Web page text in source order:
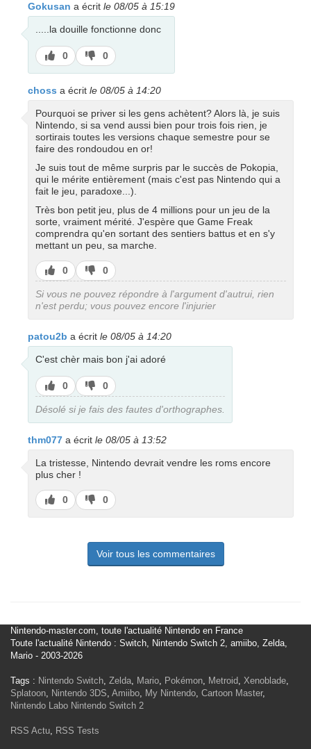
Gokusan a écrit le 08/05 à 15:19
.....la douille fonctionne donc
J’aime
0
J’aime
pas
0
choss a écrit le 08/05 à 14:20
Pourquoi se priver si les gens achètent? Alors là, je suis
Nintendo, si sa vend aussi bien pour trois fois rien, je
sortirais toutes les versions chaque semestre pour se
faire des rondoudou en or!
Je suis tout de même surpris par le succès de Pokopia,
qui le mérite entièrement (mais c'est pas Nintendo qui a
fait le jeu, paradoxe...).
Très bon petit jeu, plus de 4 millions pour un jeu de la
sorte, vraiment mérité. J'espère que Game Freak
comprendra qu'en sortant des sentiers battus et en s'y
mettant un peu, sa marche.
J’aime
0
J’aime
pas
0
Si vous ne pouvez répondre à l'argument d'autrui, rien
n'est perdu; vous pouvez encore l'injurier
patou2b a écrit le 08/05 à 14:20
C'est chèr mais bon j'ai adoré
J’aime
0
J’aime
pas
0
Désolé si je fais des fautes d'orthographes.
thm077 a écrit le 08/05 à 13:52
La tristesse, Nintendo devrait vendre les roms encore
plus cher !
J’aime
0
J’aime
pas
0
Voir tous les commentaires
Nintendo-master.com, toute l'actualité Nintendo en France
Toute l'actualité Nintendo : Switch, Nintendo Switch 2, amiibo, Zelda,
Mario - 2003-2026
Tags : Nintendo Switch, Zelda, Mario, Pokémon, Metroid, Xenoblade,
Splatoon, Nintendo 3DS, Amiibo, My Nintendo, Cartoon Master,
Nintendo Labo Nintendo Switch 2
RSS Actu, RSS Tests